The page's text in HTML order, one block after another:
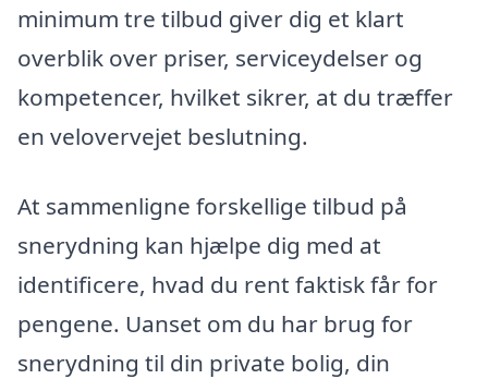
minimum tre tilbud giver dig et klart
overblik over priser, serviceydelser og
kompetencer, hvilket sikrer, at du træffer
en velovervejet beslutning.
At sammenligne forskellige tilbud på
snerydning kan hjælpe dig med at
identificere, hvad du rent faktisk får for
pengene. Uanset om du har brug for
snerydning til din private bolig, din